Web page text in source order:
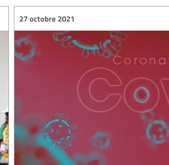
27 octobre 2021